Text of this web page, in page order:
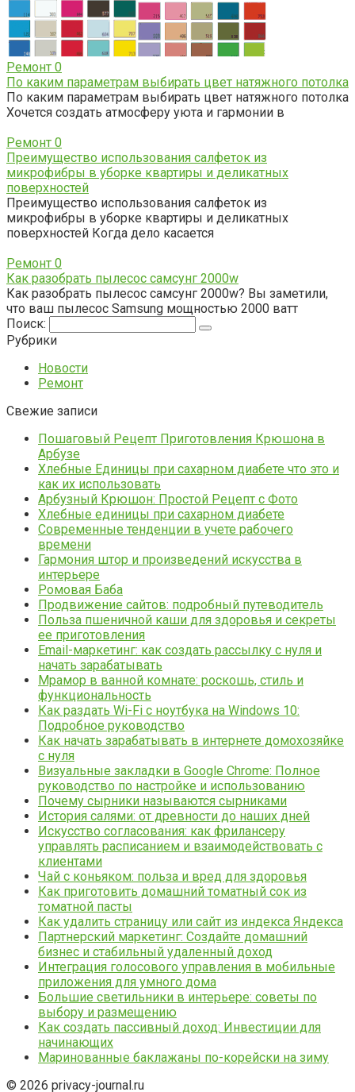
Ремонт 0
По каким параметрам выбирать цвет натяжного потолка
По каким параметрам выбирать цвет натяжного потолка
Хочется создать атмосферу уюта и гармонии в
Ремонт 0
Преимущество использования салфеток из
микрофибры в уборке квартиры и деликатных
поверхностей
Преимущество использования салфеток из
микрофибры в уборке квартиры и деликатных
поверхностей Когда дело касается
Ремонт 0
Как разобрать пылесос самсунг 2000w
Как разобрать пылесос самсунг 2000w? Вы заметили,
что ваш пылесос Samsung мощностью 2000 ватт
Поиск:
Рубрики
Новости
Ремонт
Свежие записи
Пошаговый Рецепт Приготовления Крюшона в
Арбузе
Хлебные Единицы при сахарном диабете что это и
как их использовать
Арбузный Крюшон: Простой Рецепт с Фото
Хлебные единицы при сахарном диабете
Современные тенденции в учете рабочего
времени
Гармония штор и произведений искусства в
интерьере
Ромовая Баба
Продвижение сайтов: подробный путеводитель
Польза пшеничной каши для здоровья и секреты
ее приготовления
Email-маркетинг: как создать рассылку с нуля и
начать зарабатывать
Мрамор в ванной комнате: роскошь, стиль и
функциональность
Как раздать Wi-Fi с ноутбука на Windows 10:
Подробное руководство
Как начать зарабатывать в интернете домохозяйке
с нуля
Визуальные закладки в Google Chrome: Полное
руководство по настройке и использованию
Почему сырники называются сырниками
История салями: от древности до наших дней
Искусство согласования: как фрилансеру
управлять расписанием и взаимодействовать с
клиентами
Чай с коньяком: польза и вред для здоровья
Как приготовить домашний томатный сок из
томатной пасты
Как удалить страницу или сайт из индекса Яндекса
Партнерский маркетинг: Создайте домашний
бизнес и стабильный удаленный доход
Интеграция голосового управления в мобильные
приложения для умного дома
Большие светильники в интерьере: советы по
выбору и размещению
Как создать пассивный доход: Инвестиции для
начинающих
Маринованные баклажаны по-корейски на зиму
© 2026 privacy-journal.ru